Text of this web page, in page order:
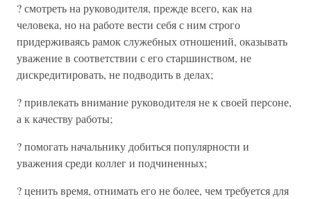
? смотреть на руководителя, прежде всего, как на
человека, но на работе вести себя с ним строго
придерживаясь рамок служебных отношений, оказывать
уважение в соответствии с его старшинством, не
дискредитировать, не подводить в делах;
? привлекать внимание руководителя не к своей персоне,
а к качеству работы;
? помогать начальнику добиться популярности и
уважения среди коллег и подчиненных;
? ценить время, отнимать его не более, чем требуется для